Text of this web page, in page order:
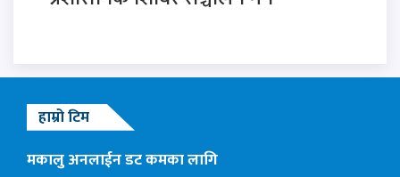
हाम्रो टिम
मकालु अनलाईन डट कमका लागि